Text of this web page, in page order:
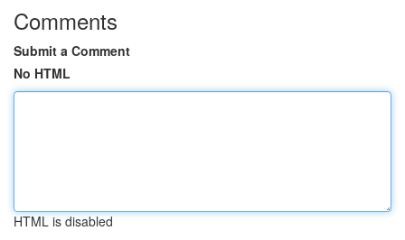
Comments
Submit a Comment
No HTML
HTML is disabled